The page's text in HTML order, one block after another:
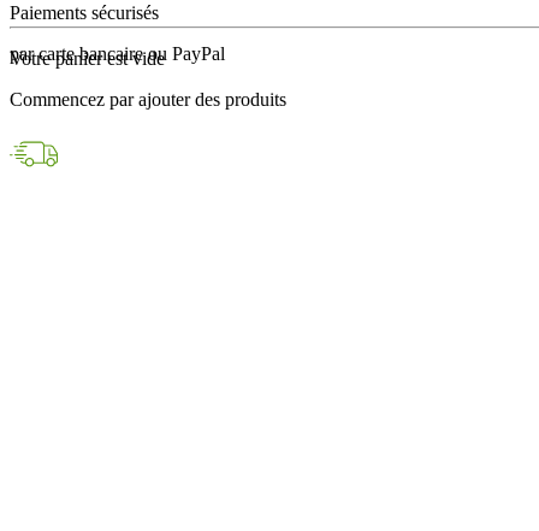
en 24h avec DPD
Paiements sécurisés
par carte bancaire ou PayPal
Votre panier est vide
Commencez par ajouter des produits